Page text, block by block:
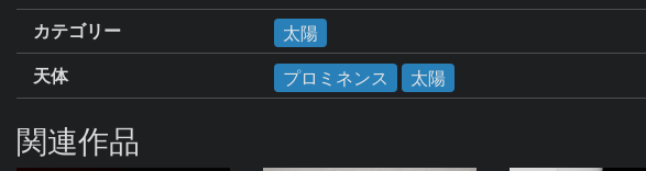
カテゴリー
太陽
天体
プロミネンス 太陽
関連作品